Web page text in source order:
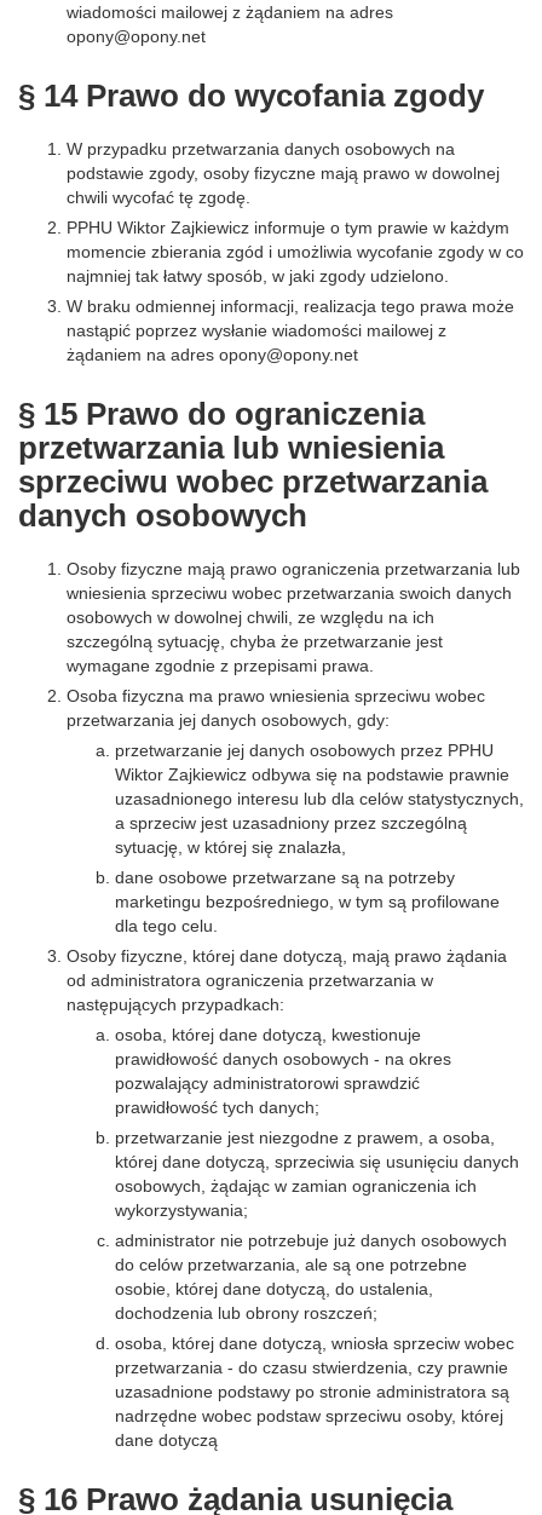
wiadomości mailowej z żądaniem na adres
opony@opony.net
§ 14 Prawo do wycofania zgody
W przypadku przetwarzania danych osobowych na
podstawie zgody, osoby fizyczne mają prawo w dowolnej
chwili wycofać tę zgodę.
PPHU Wiktor Zajkiewicz informuje o tym prawie w każdym
momencie zbierania zgód i umożliwia wycofanie zgody w co
najmniej tak łatwy sposób, w jaki zgody udzielono.
W braku odmiennej informacji, realizacja tego prawa może
nastąpić poprzez wysłanie wiadomości mailowej z
żądaniem na adres opony@opony.net
§ 15 Prawo do ograniczenia
przetwarzania lub wniesienia
sprzeciwu wobec przetwarzania
danych osobowych
Osoby fizyczne mają prawo ograniczenia przetwarzania lub
wniesienia sprzeciwu wobec przetwarzania swoich danych
osobowych w dowolnej chwili, ze względu na ich
szczególną sytuację, chyba że przetwarzanie jest
wymagane zgodnie z przepisami prawa.
Osoba fizyczna ma prawo wniesienia sprzeciwu wobec
przetwarzania jej danych osobowych, gdy:
przetwarzanie jej danych osobowych przez PPHU
Wiktor Zajkiewicz odbywa się na podstawie prawnie
uzasadnionego interesu lub dla celów statystycznych,
a sprzeciw jest uzasadniony przez szczególną
sytuację, w której się znalazła,
dane osobowe przetwarzane są na potrzeby
marketingu bezpośredniego, w tym są profilowane
dla tego celu.
Osoby fizyczne, której dane dotyczą, mają prawo żądania
od administratora ograniczenia przetwarzania w
następujących przypadkach:
osoba, której dane dotyczą, kwestionuje
prawidłowość danych osobowych - na okres
pozwalający administratorowi sprawdzić
prawidłowość tych danych;
przetwarzanie jest niezgodne z prawem, a osoba,
której dane dotyczą, sprzeciwia się usunięciu danych
osobowych, żądając w zamian ograniczenia ich
wykorzystywania;
administrator nie potrzebuje już danych osobowych
do celów przetwarzania, ale są one potrzebne
osobie, której dane dotyczą, do ustalenia,
dochodzenia lub obrony roszczeń;
osoba, której dane dotyczą, wniosła sprzeciw wobec
przetwarzania - do czasu stwierdzenia, czy prawnie
uzasadnione podstawy po stronie administratora są
nadrzędne wobec podstaw sprzeciwu osoby, której
dane dotyczą
§ 16 Prawo żądania usunięcia